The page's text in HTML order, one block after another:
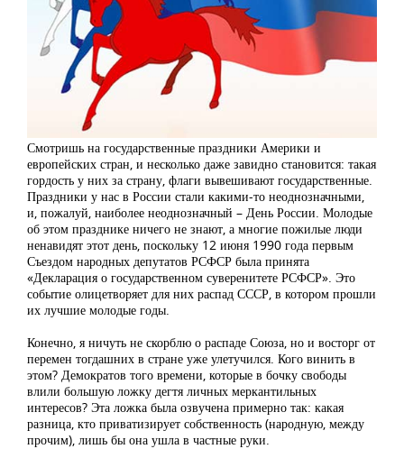
Смотришь на государственные праздники Америки и
европейских стран, и несколько даже завидно становится: такая
гордость у них за страну, флаги вывешивают государственные.
Праздники у нас в России стали какими-то неоднозначными,
и, пожалуй, наиболее неоднозначный – День России. Молодые
об этом празднике ничего не знают, а многие пожилые люди
ненавидят этот день, поскольку 12 июня 1990 года первым
Съездом народных депутатов РСФСР была принята
«Декларация о государственном суверенитете РСФСР». Это
событие олицетворяет для них распад СССР, в котором прошли
их лучшие молодые годы.
Конечно, я ничуть не скорблю о распаде Союза, но и восторг от
перемен тогдашних в стране уже улетучился. Кого винить в
этом? Демократов того времени, которые в бочку свободы
влили большую ложку дегтя личных меркантильных
интересов? Эта ложка была озвучена примерно так: какая
разница, кто приватизирует собственность (народную, между
прочим), лишь бы она ушла в частные руки.